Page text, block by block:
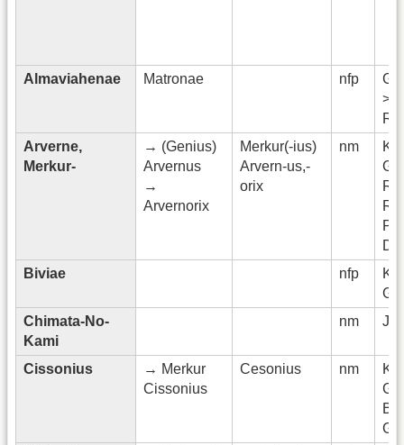
Almaviahenae Matronae nfp
>
Arverne,
Merkur-
→ (Genius)
Arvernus
→
Arvernorix
Merkur(-ius)
Arvern-us,-
orix
nm
Biviae
nfp
Chimata-No-
Kami
nm
Cissonius
→ Merkur
Cissonius
Cesonius nm